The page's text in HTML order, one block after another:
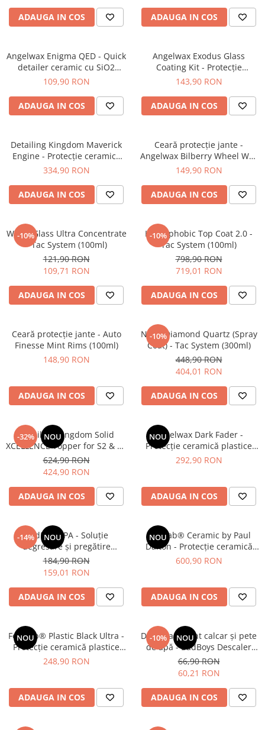
ADAUGA IN COS ADAUGA IN COS
Angelwax Enigma QED - Quick
detailer ceramic cu SiO2
(500ml)
109,90 RON
ADAUGA IN COS
Angelwax Exodus Glass
Coating Kit - Protecție
ceramică profesională (15ml
143,90 RON
ADAUGA IN COS
Detailing Kingdom Maverick
Engine - Protecție ceramică
profesională (100ml)
334,90 RON
ADAUGA IN COS
Ceară protecție jante -
Angelwax Bilberry Wheel Wax
(150ml)
149,90 RON
ADAUGA IN COS
-10%
Water Glass Ultra Concentrate
- Tac System (100ml)
121,90 RON
109,71 RON
ADAUGA IN COS
-10%
Hydrophobic Top Coat 2.0 -
Tac System (100ml)
798,90 RON
719,01 RON
ADAUGA IN COS
Ceară protecție jante - Auto
Finesse Mint Rims (100ml)
148,90 RON
ADAUGA IN COS
-10%
Nano Diamond Quartz (Spray
Coat) - Tac System (300ml)
448,90 RON
404,01 RON
ADAUGA IN COS
-32% NOU
Detailing Kingdom Solid
XCELLENCE Topper for S2 & S5
- Protecție ceramică
profesională (100ml)
624,90 RON
424,90 RON
ADAUGA IN COS
NOU
Angelwax Dark Fader -
Protecție ceramică plastice
exterioare (50ml)
292,90 RON
ADAUGA IN COS
-14% NOU
BadBoys IPA - Soluție
degresare şi pregătire
suprafeţe, îndepărtează rapid
uleiurile (5L)
184,90 RON
159,01 RON
ADAUGA IN COS
NOU
Feynlab® Ceramic by Paul
Dalton - Protecție ceramică
profesională (30ml)
600,90 RON
ADAUGA IN COS
NOU
Feynlab® Plastic Black Ultra -
Protecție ceramică plastice
exterioare (30ml)
248,90 RON
ADAUGA IN COS
-10% NOU
Decontaminant calcar și pete
de apă - BadBoys Descaler
(500ml)
66,90 RON
60,21 RON
ADAUGA IN COS